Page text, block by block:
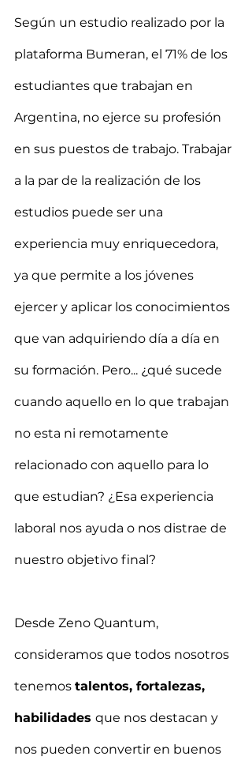
Según un estudio realizado por la
plataforma Bumeran, el 71% de los
estudiantes que trabajan en
Argentina, no ejerce su profesión
en sus puestos de trabajo. Trabajar
a la par de la realización de los
estudios puede ser una
experiencia muy enriquecedora,
ya que permite a los jóvenes
ejercer y aplicar los conocimientos
que van adquiriendo día a día en
su formación. Pero... ¿qué sucede
cuando aquello en lo que trabajan
no esta ni remotamente
relacionado con aquello para lo
que estudian? ¿Esa experiencia
laboral nos ayuda o nos distrae de
nuestro objetivo final?
Desde Zeno Quantum,
consideramos que todos nosotros
tenemos talentos, fortalezas,
habilidades que nos destacan y
nos pueden convertir en buenos